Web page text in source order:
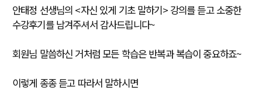
안태정 선생님의 <자신 있게 기초 말하기> 강의를 듣고 소중한
수강후기를 남겨주셔서 감사드립니다~
회원님 말씀하신 거처럼 모든 학습은 반복과 복습이 중요하죠~
이렇게 종종 듣고 따라서 말하시면